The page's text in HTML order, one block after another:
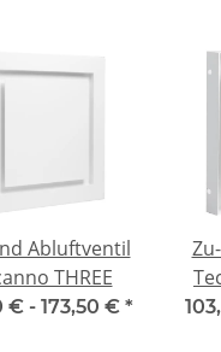
Abluftventil
THREE
€ - 173,50 € *